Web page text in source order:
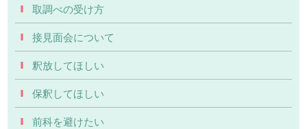
取調べの受け方
接見面会について
釈放してほしい
保釈してほしい
前科を避けたい